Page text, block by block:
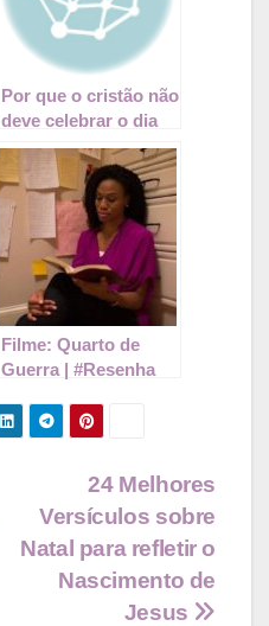
Por que o cristão não
deve celebrar o dia
de finados?
Filme: Quarto de
Guerra | #Resenha
24 Melhores
Versículos sobre
Natal para refletir o
Nascimento de
Jesus